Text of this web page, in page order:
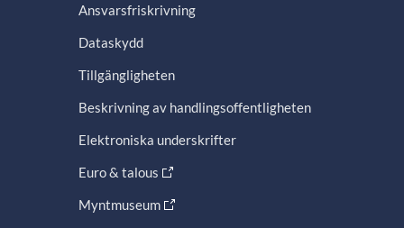
Ansvarsfriskrivning
Dataskydd
Tillgängligheten
Beskrivning av handlingsoffentligheten
Elektroniska underskrifter
Euro & talous
Myntmuseum